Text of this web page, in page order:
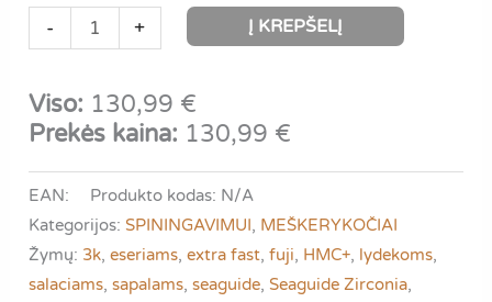
-
produkto
kiekis:
Caldia
Sensor
Jig
Spin
|
Universalus
spiningas
+ Į KREPŠELĮ
Viso: 130,99 €
Prekės kaina: 130,99 €
EAN: Produkto kodas: N/A
Kategorijos:SPININGAVIMUI, MEŠKERYKOČIAI
Žymų: 3k,eseriams,extra fast,fuji, HMC+, lydekoms,
salaciams,sapalams,seaguide,Seaguide Zirconia,